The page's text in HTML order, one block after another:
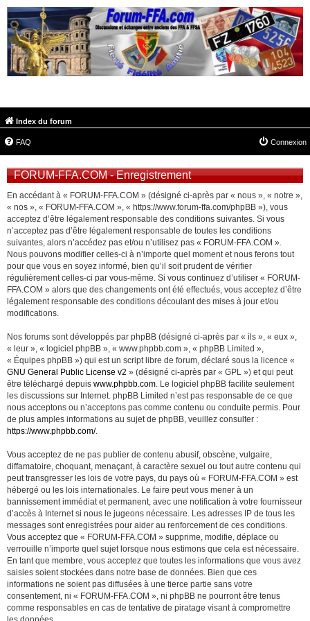
Index du forum
FAQ Connexion
FORUM-FFA.COM - Enregistrement
En accédant à « FORUM-FFA.COM » (désigné ci-après par « nous », « notre »,
« nos », « FORUM-FFA.COM », « https://www.forum-ffa.com/phpBB »), vous
acceptez d’être légalement responsable des conditions suivantes. Si vous
n’acceptez pas d’être légalement responsable de toutes les conditions
suivantes, alors n’accédez pas et/ou n’utilisez pas « FORUM-FFA.COM ».
Nous pouvons modifier celles-ci à n’importe quel moment et nous ferons tout
pour que vous en soyez informé, bien qu’il soit prudent de vérifier
régulièrement celles-ci par vous-même. Si vous continuez d’utiliser « FORUM-
FFA.COM » alors que des changements ont été effectués, vous acceptez d’être
légalement responsable des conditions découlant des mises à jour et/ou
modifications.
Nos forums sont développés par phpBB (désigné ci-après par « ils », « eux »,
« leur », « logiciel phpBB », « www.phpbb.com », « phpBB Limited »,
« Équipes phpBB ») qui est un script libre de forum, déclaré sous la licence «
GNU General Public License v2 » (désigné ci-après par « GPL ») et qui peut
être téléchargé depuis www.phpbb.com . Le logiciel phpBB facilite seulement
les discussions sur Internet. phpBB Limited n’est pas responsable de ce que
nous acceptons ou n’acceptons pas comme contenu ou conduite permis. Pour
de plus amples informations au sujet de phpBB, veuillez consulter :
https://www.phpbb.com/.
Vous acceptez de ne pas publier de contenu abusif, obscène, vulgaire,
diffamatoire, choquant, menaçant, à caractère sexuel ou tout autre contenu qui
peut transgresser les lois de votre pays, du pays où « FORUM-FFA.COM » est
hébergé ou les lois internationales. Le faire peut vous mener à un
bannissement immédiat et permanent, avec une notification à votre fournisseur
d’accès à Internet si nous le jugeons nécessaire. Les adresses IP de tous les
messages sont enregistrées pour aider au renforcement de ces conditions.
Vous acceptez que « FORUM-FFA.COM » supprime, modifie, déplace ou
verrouille n’importe quel sujet lorsque nous estimons que cela est nécessaire.
En tant que membre, vous acceptez que toutes les informations que vous avez
saisies soient stockées dans notre base de données. Bien que ces
informations ne soient pas diffusées à une tierce partie sans votre
consentement, ni « FORUM-FFA.COM », ni phpBB ne pourront être tenus
comme responsables en cas de tentative de piratage visant à compromettre